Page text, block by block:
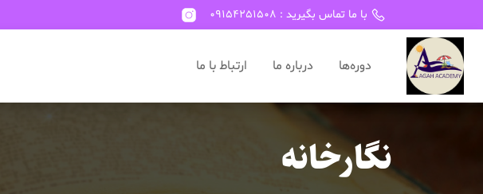
با ما تماس بگیرید : 09154251508
دوره‌ها درباره ما ارتباط با ما
نگارخانه